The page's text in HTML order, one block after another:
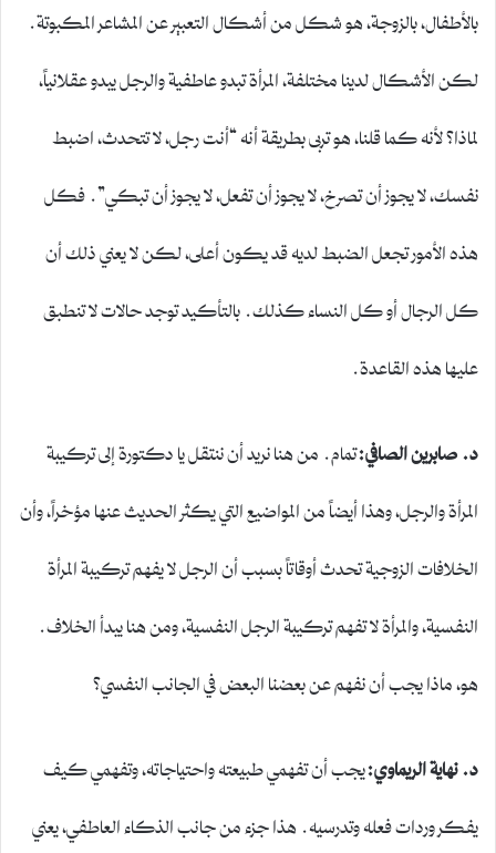
بالأطفال، بالزوجة، هو شكل من أشكال التعبير عن المشاعر المكبوتة.
لكن الأشكال لدينا مختلفة، المرأة تبدو عاطفية والرجل يبدو عقلانياً،
لماذا؟ لأنه كما قلنا، هو تربى بطريقة أنه “أنت رجل، لا تتحدث، اضبط
نفسك، لا يجوز أن تصرخ، لا يجوز أن تفعل، لا يجوز أن تبكي”. فكل
هذه الأمور تجعل الضبط لديه قد يكون أعلى، لكن لا يعني ذلك أن
كل الرجال أو كل النساء كذلك. بالتأكيد توجد حالات لا تنطبق
عليها هذه القاعدة.
د. صابرين الصافي:تمام. من هنا نريد أن ننتقل يا دكتورة إلى تركيبة
المرأة والرجل، وهذا أيضاً من المواضيع التي يكثر الحديث عنها مؤخراً، وأن
الخلافات الزوجية تحدث أوقاتاً بسبب أن الرجل لا يفهم تركيبة المرأة
النفسية، والمرأة لا تفهم تركيبة الرجل النفسية، ومن هنا يبدأ الخلاف.
هو، ماذا يجب أن نفهم عن بعضنا البعض في الجانب النفسي؟
د. نهاية الريماوي:يجب أن تفهمي طبيعته واحتياجاته، وتفهمي كيف
يفكر وردات فعله وتدرسيه. هذا جزء من جانب الذكاء العاطفي، يعني